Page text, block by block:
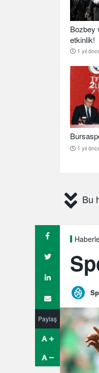
Bozbey
etkinlik!
1 yıl
1 yıl
Bu
Paylaş